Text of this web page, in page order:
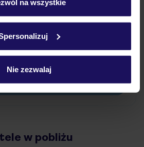
o plikach cookie znajdziesz
na wszystkie
Nie zezwalaj
pytania
osobę zgłaszającą?
otrzymam karty
Zobacz więcej
w pobliżu